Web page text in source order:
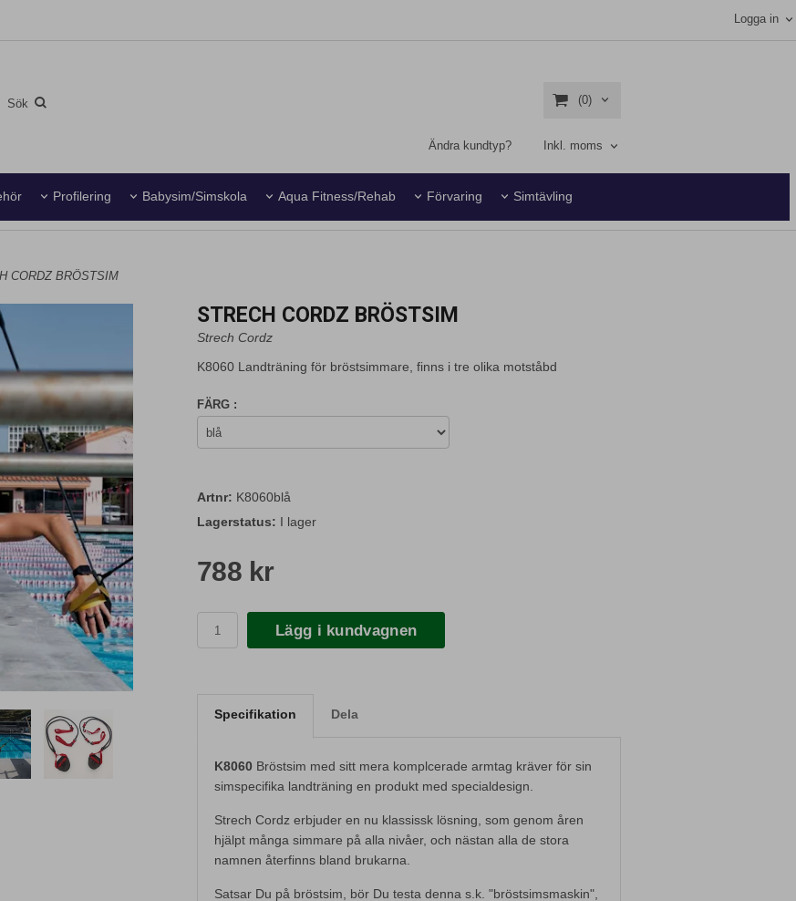
Logga in
(0)
Ändra kundtyp? Inkl. moms
Profilering Babysim/Simskola Aqua Fitness/Rehab Förvaring Simtävling
CORDZ BRÖSTSIM
STRECH CORDZ BRÖSTSIM
Strech Cordz
K8060 Landträning för bröstsimmare, finns i tre olika motståbd
FÄRG :
Artnr: K8060blå
Lagerstatus: I lager
788 kr
Lägg i kundvagnen
Specifikation Dela
K8060 Bröstsim med sitt mera komplcerade armtag kräver för sin
simspecifika landträning en produkt med specialdesign.
Strech Cordz erbjuder en nu klassissk lösning, som genom åren
hjälpt många simmare på alla nivåer, och nästan alla de stora
namnen återfinns bland brukarna.
Satsar Du på bröstsim, bör Du testa denna s.k. "bröstsimsmaskin",